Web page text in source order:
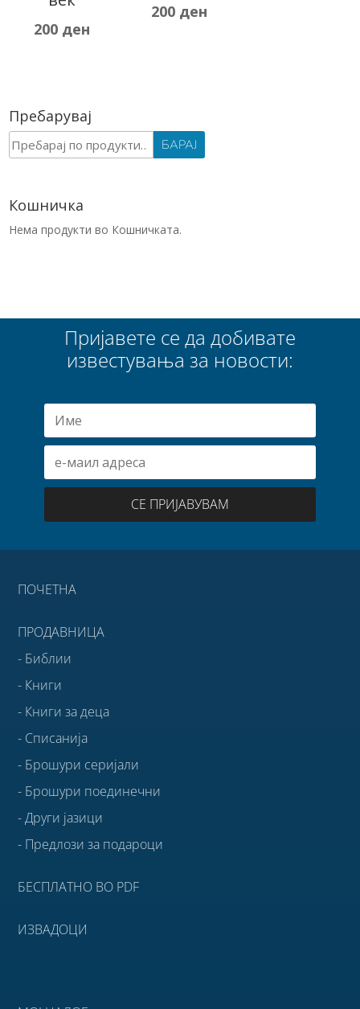
200ден
Пребарувај
Барај
за:
БАРАЈ
Кошничка
Нема продукти во Кошничката.
Пријавете се да добивате
известувања за новости:
СЕ ПРИЈАВУВАМ
ПОЧЕТНА
ПРОДАВНИЦА
- Библии
- Книги
- Книги за деца
- Списанија
- Брошури серијали
- Брошури поединечни
- Други јазици
- Предлози за подароци
БЕСПЛАТНО ВО PDF
ИЗВАДОЦИ